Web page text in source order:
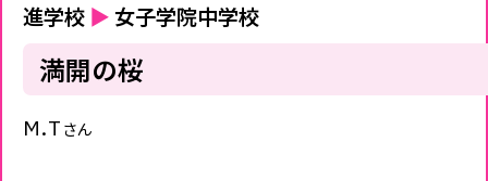
進学校 ▶女子学院中学校
満開の桜
M.Tさん